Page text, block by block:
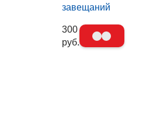
завещаний
300
руб.